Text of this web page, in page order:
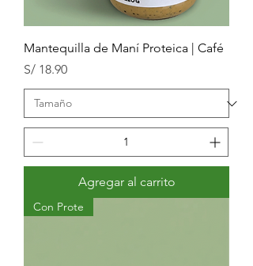
Mantequilla de Maní Proteica | Café
Precio
S/ 18.90
Agregar al carrito
Con Prote